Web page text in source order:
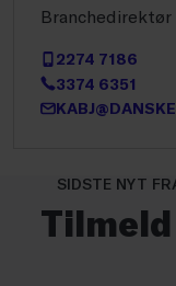
Branchedirektør
2274 7186
3374 6351
SIDSTE NYT